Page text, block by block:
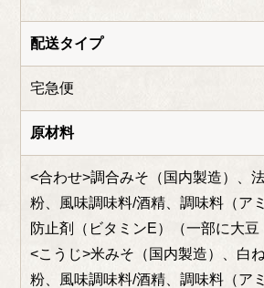
配送タイプ
宅急便
原材料
<合わせ>調合みそ（国内製造）、
粉、風味調味料/酒精、調味料（ア
防止剤（ビタミンE）（一部に大豆
<こうじ>米みそ（国内製造）、白
粉、風味調味料/酒精、調味料（ア